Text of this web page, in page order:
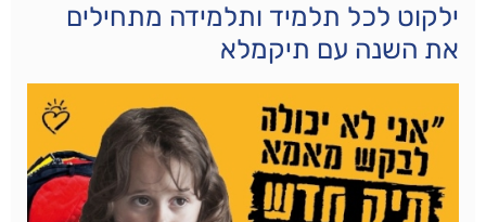
ילקוט לכל תלמיד ותלמידה מתחילים
את השנה עם תיקמלא